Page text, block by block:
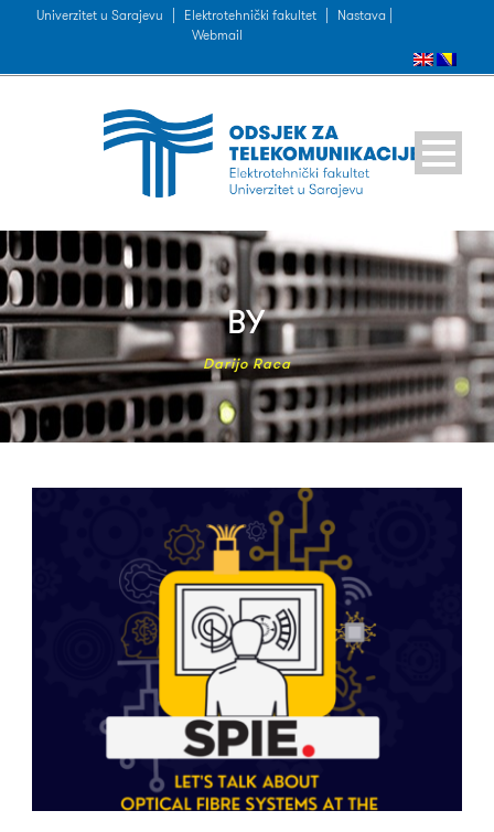
Univerzitet u Sarajevu Elektrotehnički fakultet
Nastava |
Webmail
BY
Darijo Raca